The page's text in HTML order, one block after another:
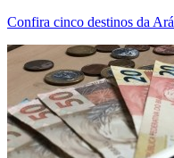
Confira cinco destinos da